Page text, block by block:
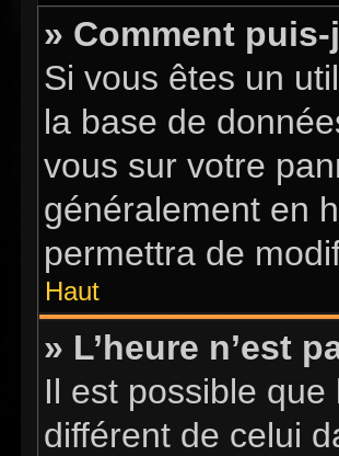
» Comment
Si vous êtes un
la base de
vous sur votre
généralement en
permettra de
Haut
» L’heure n’est
Il est possible
différent de celui